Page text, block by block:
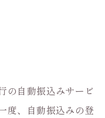
の自動振込みサービ
度、自動振込みの登